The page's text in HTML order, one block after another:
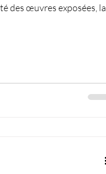
des œuvres exposées, la